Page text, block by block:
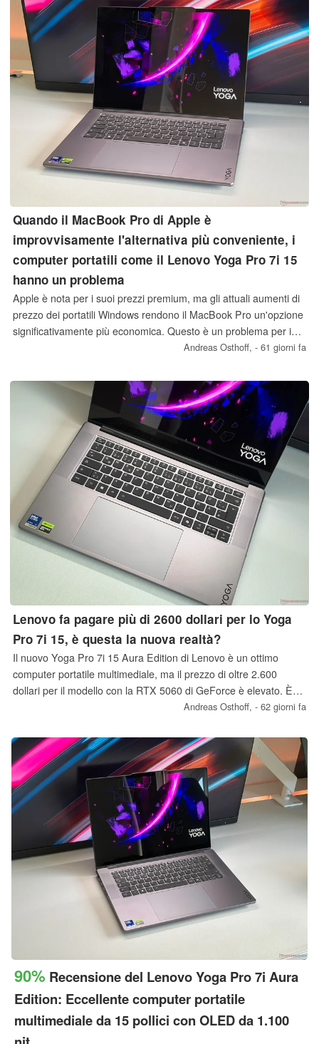
Quando il MacBook Pro di Apple è
improvvisamente l'alternativa più conveniente, i
computer portatili come il Lenovo Yoga Pro 7i 15
hanno un problema
Apple è nota per i suoi prezzi premium, ma gli attuali aumenti di
prezzo dei portatili Windows rendono il MacBook Pro un'opzione
significativamente più economica. Questo è un problema per i
portatili multimediali come il Lenovo Yoga Pro 7i 15 Aura Edition.
Andreas Osthoff, - 61 giorni fa
Lenovo fa pagare più di 2600 dollari per lo Yoga
Pro 7i 15, è questa la nuova realtà?
Il nuovo Yoga Pro 7i 15 Aura Edition di Lenovo è un ottimo
computer portatile multimediale, ma il prezzo di oltre 2.600
dollari per il modello con la RTX 5060 di GeForce è elevato. È
questa la nuova realtà o il nuovo Yoga è semplicemente troppo
Andreas Osthoff, - 62 giorni fa
90% Recensione del Lenovo Yoga Pro 7i Aura
Edition: Eccellente computer portatile
multimediale da 15 pollici con OLED da 1.100